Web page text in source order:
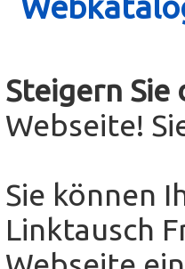
Steigern Sie
Webseite!
Sie können
Linktausch